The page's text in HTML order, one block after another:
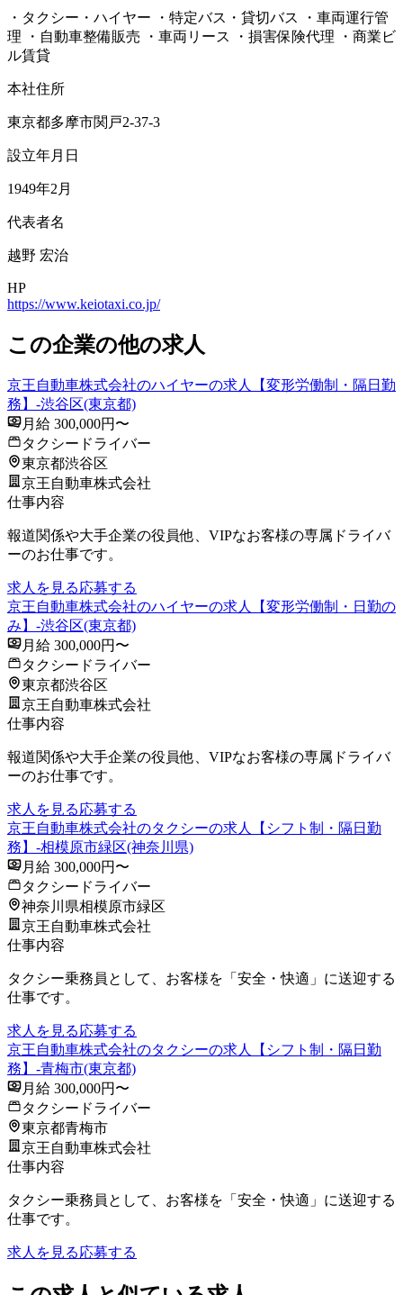
・タクシー・ハイヤー ・特定バス・貸切バス ・車両運行管
理 ・自動車整備販売 ・車両リース ・損害保険代理 ・商業ビ
ル賃貸
本社住所
東京都多摩市関戸2-37-3
設立年月日
1949年2月
代表者名
越野 宏治
HP
https://www.keiotaxi.co.jp/
この企業の他の求人
京王自動車株式会社のハイヤーの求人【変形労働制・隔日勤
務】-渋谷区(東京都)
月給 300,000円〜
タクシードライバー
東京都渋谷区
京王自動車株式会社
仕事内容
報道関係や大手企業の役員他、VIPなお客様の専属ドライバ
ーのお仕事です。
求人を見る応募する
京王自動車株式会社のハイヤーの求人【変形労働制・日勤の
み】-渋谷区(東京都)
月給 300,000円〜
タクシードライバー
東京都渋谷区
京王自動車株式会社
仕事内容
報道関係や大手企業の役員他、VIPなお客様の専属ドライバ
ーのお仕事です。
求人を見る応募する
京王自動車株式会社のタクシーの求人【シフト制・隔日勤
務】-相模原市緑区(神奈川県)
月給 300,000円〜
タクシードライバー
神奈川県相模原市緑区
京王自動車株式会社
仕事内容
タクシー乗務員として、お客様を「安全・快適」に送迎する
仕事です。
求人を見る応募する
京王自動車株式会社のタクシーの求人【シフト制・隔日勤
務】-青梅市(東京都)
月給 300,000円〜
タクシードライバー
東京都青梅市
京王自動車株式会社
仕事内容
タクシー乗務員として、お客様を「安全・快適」に送迎する
仕事です。
求人を見る応募する